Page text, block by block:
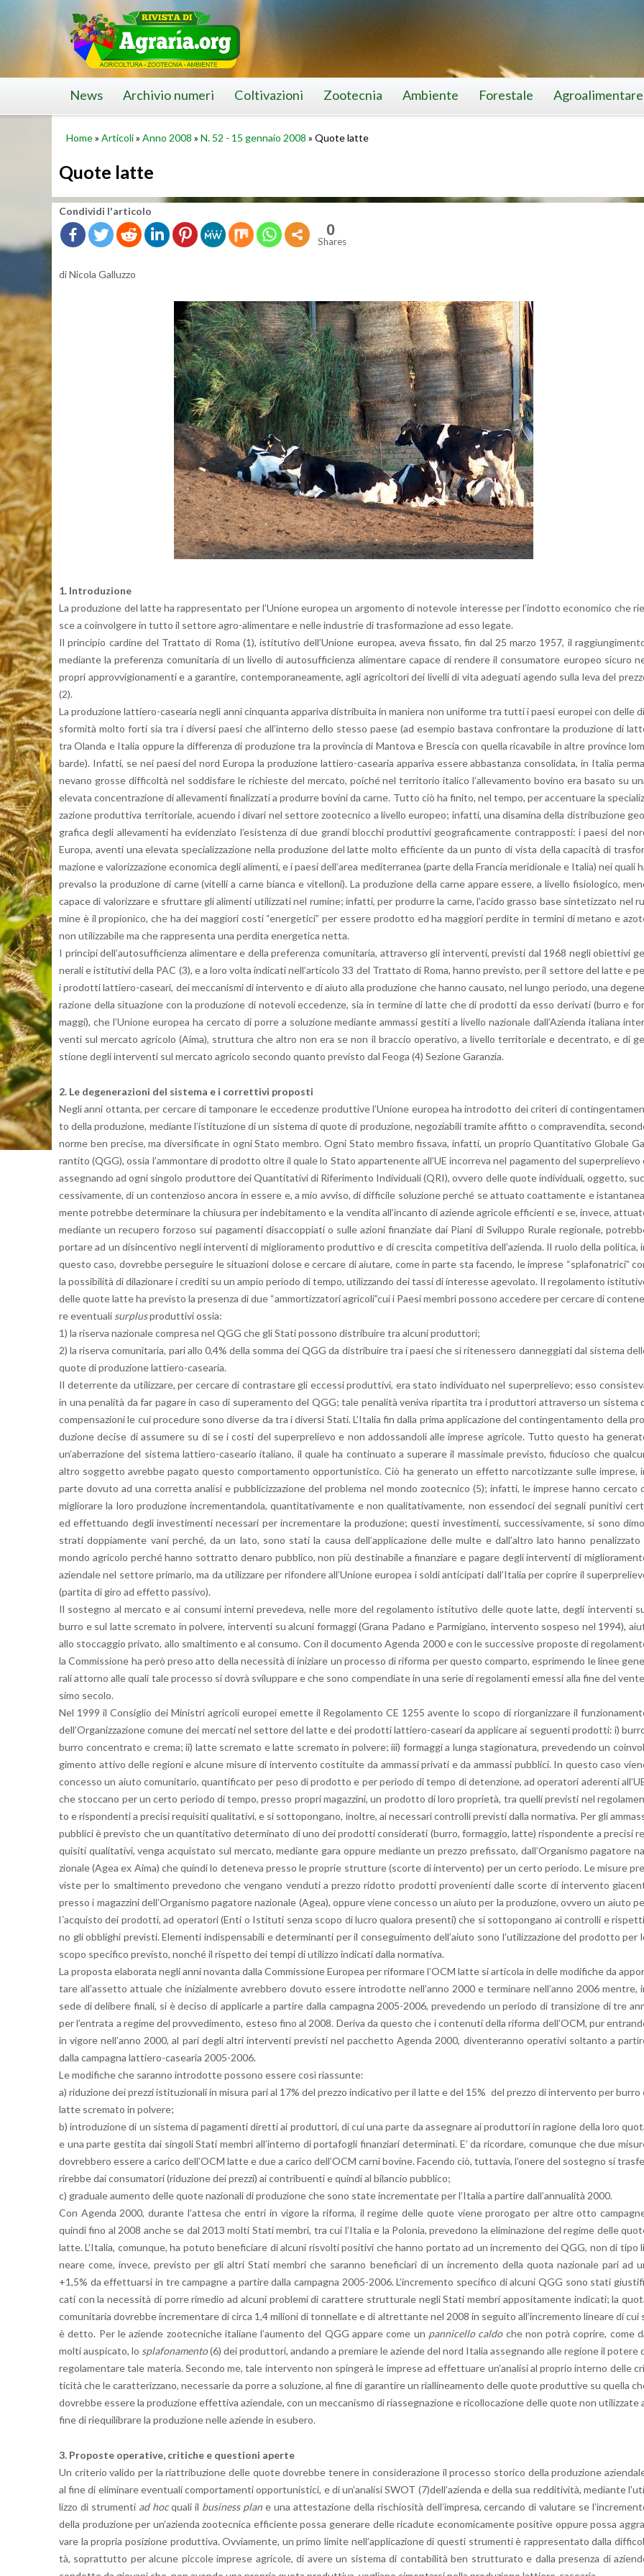
News Archivio numeri Coltivazioni Zootecnia Ambiente Forestale Agroalimentare
Home» Articoli» Anno 2008 » N. 52 - 15 gennaio 2008 » Quote latte
Quote latte
Con­di­vi­di l'ar­ti­co­lo
0
Shares
di Ni­co­la Gal­luz­zo
1. In­tro­du­zio­ne
La pro­du­zio­ne del latte ha rap­pre­sen­ta­to per l’U­nio­ne eu­ro­pea un ar­go­men­to di no­te­vo­le in­te­res­se per l’in­dot­to eco­no­mi­co che
sce a coin­vol­ge­re in tutto il set­to­re agro-ali­men­ta­re e nelle in­du­strie di tra­sfor­ma­zio­ne ad esso le­ga­te.
Il prin­ci­pio car­di­ne del Trat­ta­to di Roma (1), isti­tu­ti­vo del­l’U­nio­ne eu­ro­pea, aveva fis­sa­to, fin dal 25 marzo 1957, il
me­dian­te la pre­fe­ren­za co­mu­ni­ta­ria di un li­vel­lo di au­to­suf­fi­cien­za ali­men­ta­re ca­pa­ce di ren­de­re il con­su­ma­to­re eu­ro­peo si­cu­ro
pro­pri ap­prov­vi­gio­na­men­ti e a ga­ran­ti­re, con­tem­po­ra­nea­men­te, agli agri­col­to­ri dei li­vel­li di vita ade­gua­ti agen­do sulla leva del
(2).
La pro­du­zio­ne lat­tie­ro-ca­sea­ria negli anni cin­quan­ta ap­pa­ri­va di­stri­bui­ta in ma­nie­ra non uni­for­me tra tutti i paesi eu­ro­pei con delle
sfor­mi­tà molto forti sia tra i di­ver­si paesi che al­l’in­ter­no dello stes­so paese (ad esem­pio ba­sta­va con­fron­ta­re la pro­du­zio­ne di
tra Olan­da e Ita­lia op­pu­re la dif­fe­ren­za di pro­du­zio­ne tra la pro­vin­cia di Man­to­va e Bre­scia con quel­la ri­ca­va­bi­le in altre pro­vin­ce
bar­de). In­fat­ti, se nei paesi del nord Eu­ro­pa la pro­du­zio­ne lat­tie­ro-ca­sea­ria ap­pa­ri­va es­se­re ab­ba­stan­za con­so­li­da­ta, in Ita­lia
ne­va­no gros­se dif­fi­col­tà nel sod­di­sfa­re le ri­chie­ste del mer­ca­to, poi­ché nel ter­ri­to­rio ita­li­co l’al­le­va­men­to bo­vi­no era ba­sa­to su
ele­va­ta con­cen­tra­zio­ne di al­le­va­men­ti fi­na­liz­za­ti a pro­dur­re bo­vi­ni da carne. Tutto ciò ha fi­ni­to, nel tempo, per ac­cen­tua­re la
za­zio­ne pro­dut­ti­va ter­ri­to­ria­le, acuen­do i di­va­ri nel set­to­re zoo­tec­ni­co a li­vel­lo eu­ro­peo; in­fat­ti, una di­sa­mi­na della di­stri­bu­zio­ne
gra­fi­ca degli al­le­va­men­ti ha evi­den­zia­to l’e­si­sten­za di due gran­di bloc­chi pro­dut­ti­vi geo­gra­fi­ca­men­te con­trap­po­sti: i paesi del
Eu­ro­pa, aven­ti una ele­va­ta spe­cia­liz­za­zio­ne nella pro­du­zio­ne del latte molto ef­fi­cien­te da un punto di vista della ca­pa­ci­tà di
ma­zio­ne e va­lo­riz­za­zio­ne eco­no­mi­ca degli ali­men­ti, e i paesi del­l’a­rea me­di­ter­ra­nea (parte della Fran­cia me­ri­dio­na­le e Ita­lia) nei quali
pre­val­so la pro­du­zio­ne di carne (vi­tel­li a carne bian­ca e vi­tel­lo­ni). La pro­du­zio­ne della carne ap­pa­re es­se­re, a li­vel­lo fi­sio­lo­gi­co,
ca­pa­ce di va­lo­riz­za­re e sfrut­ta­re gli ali­men­ti uti­liz­za­ti nel ru­mi­ne; in­fat­ti, per pro­dur­re la carne, l’a­ci­do gras­so base sin­te­tiz­za­to nel
mi­ne è il pro­pio­ni­co, che ha dei mag­gio­ri costi “ener­ge­ti­ci” per es­se­re pro­dot­to ed ha mag­gio­ri per­di­te in ter­mi­ni di me­ta­no e
non uti­liz­za­bi­le ma che rap­pre­sen­ta una per­di­ta ener­ge­ti­ca netta.
I prin­ci­pi del­l’au­to­suf­fi­cien­za ali­men­ta­re e della pre­fe­ren­za co­mu­ni­ta­ria, at­tra­ver­so gli in­ter­ven­ti, pre­vi­sti dal 1968 negli obiet­ti­vi
ne­ra­li e isti­tu­ti­vi della PAC (3), e a loro volta in­di­ca­ti nel­l’ar­ti­co­lo 33 del Trat­ta­to di Roma, hanno pre­vi­sto, per il set­to­re del latte e
i pro­dot­ti lat­tie­ro-ca­sea­ri, dei mec­ca­ni­smi di in­ter­ven­to e di aiuto alla pro­du­zio­ne che hanno cau­sa­to, nel lungo pe­rio­do, una
ra­zio­ne della si­tua­zio­ne con la pro­du­zio­ne di no­te­vo­li ec­ce­den­ze, sia in ter­mi­ne di latte che di pro­dot­ti da esso de­ri­va­ti (burro e
mag­gi), che l’U­nio­ne eu­ro­pea ha cer­ca­to di porre a so­lu­zio­ne me­dian­te am­mas­si ge­sti­ti a li­vel­lo na­zio­na­le dal­l’A­zien­da ita­lia­na
ven­ti sul mer­ca­to agri­co­lo (Aima), strut­tu­ra che altro non era se non il brac­cio ope­ra­ti­vo, a li­vel­lo ter­ri­to­ria­le e de­cen­tra­to, e di
stio­ne degli in­ter­ven­ti sul mer­ca­to agri­co­lo se­con­do quan­to pre­vi­sto dal Feoga (4) Se­zio­ne Ga­ran­zia.
2. Le de­ge­ne­ra­zio­ni del si­ste­ma e i cor­ret­ti­vi pro­po­sti
Negli anni ot­tan­ta, per cer­ca­re di tam­po­na­re le ec­ce­den­ze pro­dut­ti­ve l’U­nio­ne eu­ro­pea ha in­tro­dot­to dei cri­te­ri di
to della pro­du­zio­ne, me­dian­te l’i­sti­tu­zio­ne di un si­ste­ma di quote di pro­du­zio­ne, ne­go­zia­bi­li tra­mi­te af­fit­to o com­pra­ven­di­ta,
norme ben pre­ci­se, ma di­ver­si­fi­ca­te in ogni Stato mem­bro. Ogni Stato mem­bro fis­sa­va, in­fat­ti, un pro­prio Quan­ti­ta­ti­vo Glo­ba­le
ran­ti­to (QGG), ossia l’am­mon­ta­re di pro­dot­to oltre il quale lo Stato ap­par­te­nen­te al­l’UE in­cor­re­va nel pa­ga­men­to del su­per­pre­lie­vo
as­se­gnan­do ad ogni sin­go­lo pro­dut­to­re dei Quan­ti­ta­ti­vi di Ri­fe­ri­men­to In­di­vi­dua­li (QRI), ov­ve­ro delle quote in­di­vi­dua­li, og­get­to,
ces­si­va­men­te, di un con­ten­zio­so an­co­ra in es­se­re e, a mio av­vi­so, di dif­fi­ci­le so­lu­zio­ne per­ché se at­tua­to coat­ta­men­te e
men­te po­treb­be de­ter­mi­na­re la chiu­su­ra per in­de­bi­ta­men­to e la ven­di­ta al­l’in­can­to di azien­de agri­co­le ef­fi­cien­ti e se, in­ve­ce,
me­dian­te un re­cu­pe­ro for­zo­so sui pa­ga­men­ti di­sac­cop­pia­ti o sulle azio­ni fi­nan­zia­te dai Piani di Svi­lup­po Ru­ra­le re­gio­na­le,
por­ta­re ad un di­sin­cen­ti­vo negli in­ter­ven­ti di mi­glio­ra­men­to pro­dut­ti­vo e di cre­sci­ta com­pe­ti­ti­va del­l’a­zien­da. Il ruolo della po­li­ti­ca,
que­sto caso, do­vreb­be per­se­gui­re le si­tua­zio­ni do­lo­se e cer­ca­re di aiu­ta­re, come in parte sta fa­cen­do, le im­pre­se “spla­fo­na­tri­ci”
la pos­si­bi­li­tà di di­la­zio­na­re i cre­di­ti su un ampio pe­rio­do di tempo, uti­liz­zan­do dei tassi di in­te­res­se age­vo­la­to. Il re­go­la­men­to
delle quote latte ha pre­vi­sto la pre­sen­za di due “am­mor­tiz­za­to­ri agri­co­li”cui i Paesi mem­bri pos­so­no ac­ce­de­re per cer­ca­re di
re even­tua­li sur­pluspro­dut­ti­vi ossia:
1) la ri­ser­va na­zio­na­le com­pre­sa nel QGG che gli Stati pos­so­no di­stri­bui­re tra al­cu­ni pro­dut­to­ri;
2) la ri­ser­va co­mu­ni­ta­ria, pari allo 0,4% della somma dei QGG da di­stri­bui­re tra i paesi che si ri­te­nes­se­ro dan­neg­gia­ti dal si­ste­ma
quote di pro­du­zio­ne lat­tie­ro-ca­sea­ria.
Il de­ter­ren­te da uti­liz­za­re, per cer­ca­re di con­tra­sta­re gli ec­ces­si pro­dut­ti­vi, era stato in­di­vi­dua­to nel su­per­pre­lie­vo; esso
in una pe­na­li­tà da far pa­ga­re in caso di su­pe­ra­men­to del QGG; tale pe­na­li­tà ve­ni­va ri­par­ti­ta tra i pro­dut­to­ri at­tra­ver­so un si­ste­ma
com­pen­sa­zio­ni le cui pro­ce­du­re sono di­ver­se da tra i di­ver­si Stati. L’I­ta­lia fin dalla prima ap­pli­ca­zio­ne del con­tin­gen­ta­men­to della
du­zio­ne de­ci­se di as­su­me­re su di se i costi del su­per­pre­lie­vo e non ad­dos­san­do­li alle im­pre­se agri­co­le. Tutto que­sto ha
un’a­ber­ra­zio­ne del si­ste­ma lat­tie­ro-ca­sea­rio ita­lia­no, il quale ha con­ti­nua­to a su­pe­ra­re il mas­si­ma­le pre­vi­sto, fi­du­cio­so che
altro sog­get­to avreb­be pa­ga­to que­sto com­por­ta­men­to op­por­tu­ni­sti­co. Ciò ha ge­ne­ra­to un ef­fet­to nar­co­tiz­zan­te sulle im­pre­se,
parte do­vu­to ad una cor­ret­ta ana­li­si e pub­bli­ciz­za­zio­ne del pro­ble­ma nel mondo zoo­tec­ni­co (5); in­fat­ti, le im­pre­se hanno cer­ca­to
mi­glio­ra­re la loro pro­du­zio­ne in­cre­men­tan­do­la, quan­ti­ta­ti­va­men­te e non qua­li­ta­ti­va­men­te, non es­sen­do­ci dei se­gna­li pu­ni­ti­vi
ed ef­fet­tuan­do degli in­ve­sti­men­ti ne­ces­sa­ri per in­cre­men­ta­re la pro­du­zio­ne; que­sti in­ve­sti­men­ti, suc­ces­si­va­men­te, si sono
stra­ti dop­pia­men­te vani per­ché, da un lato, sono stati la causa del­l’ap­pli­ca­zio­ne delle multe e dal­l’al­tro lato hanno pe­na­liz­za­to
mondo agri­co­lo per­ché hanno sot­trat­to de­na­ro pub­bli­co, non più de­sti­na­bi­le a fi­nan­zia­re e pa­ga­re degli in­ter­ven­ti di
azien­da­le nel set­to­re pri­ma­rio, ma da uti­liz­za­re per ri­fon­de­re al­l’U­nio­ne eu­ro­pea i soldi an­ti­ci­pa­ti dal­l’I­ta­lia per co­pri­re il
(par­ti­ta di giro ad ef­fet­to pas­si­vo).
Il so­ste­gno al mer­ca­to e ai con­su­mi in­ter­ni pre­ve­de­va, nelle more del re­go­la­men­to isti­tu­ti­vo delle quote latte, degli in­ter­ven­ti
burro e sul latte scre­ma­to in pol­ve­re, in­ter­ven­ti su al­cu­ni for­mag­gi (Grana Pa­da­no e Par­mi­gia­no, in­ter­ven­to so­spe­so nel 1994),
allo stoc­cag­gio pri­va­to, allo smal­ti­men­to e al con­su­mo. Con il do­cu­men­to Agen­da 2000 e con le suc­ces­si­ve pro­po­ste di
la Com­mis­sio­ne ha però preso atto della ne­ces­si­tà di ini­zia­re un pro­ces­so di ri­for­ma per que­sto com­par­to, espri­men­do le linee
ra­li at­tor­no alle quali tale pro­ces­so si dovrà svi­lup­pa­re e che sono com­pen­dia­te in una serie di re­go­la­men­ti emes­si alla fine del
si­mo se­co­lo.
Nel 1999 il Con­si­glio dei Mi­ni­stri agri­co­li eu­ro­pei emet­te il Re­go­la­men­to CE 1255 aven­te lo scopo di rior­ga­niz­za­re il
del­l’Or­ga­niz­za­zio­ne co­mu­ne dei mer­ca­ti nel set­to­re del latte e dei pro­dot­ti lat­tie­ro-ca­sea­ri da ap­pli­ca­re ai se­guen­ti pro­dot­ti: i)
burro con­cen­tra­to e crema; ii) latte scre­ma­to e latte scre­ma­to in pol­ve­re; iii) for­mag­gi a lunga sta­gio­na­tu­ra, pre­ve­den­do un
gi­men­to at­ti­vo delle re­gio­ni e al­cu­ne mi­su­re di in­ter­ven­to co­sti­tui­te da am­mas­si pri­va­ti e da am­mas­si pub­bli­ci. In que­sto caso
con­ces­so un aiuto co­mu­ni­ta­rio, quan­ti­fi­ca­to per peso di pro­dot­to e per pe­rio­do di tempo di de­ten­zio­ne, ad ope­ra­to­ri ade­ren­ti
che stoc­ca­no per un certo pe­rio­do di tempo, pres­so pro­pri ma­gaz­zi­ni, un pro­dot­to di loro pro­prie­tà, tra quel­li pre­vi­sti nel
to e ri­spon­den­ti a pre­ci­si re­qui­si­ti qua­li­ta­ti­vi, e si sot­to­pon­ga­no, inol­tre, ai ne­ces­sa­ri con­trol­li pre­vi­sti dalla nor­ma­ti­va. Per gli
pub­bli­ci è pre­vi­sto che un quan­ti­ta­ti­vo de­ter­mi­na­to di uno dei pro­dot­ti con­si­de­ra­ti (burro, for­mag­gio, latte) ri­spon­den­te a pre­ci­si
qui­si­ti qua­li­ta­ti­vi, venga ac­qui­sta­to sul mer­ca­to, me­dian­te gara op­pu­re me­dian­te un prez­zo pre­fis­sa­to, dal­l’Or­ga­ni­smo pa­ga­to­re
zio­na­le (Agea ex Aima) che quin­di lo de­te­ne­va pres­so le pro­prie strut­tu­re (scor­te di in­ter­ven­to) per un certo pe­rio­do. Le mi­su­re
vi­ste per lo smal­ti­men­to pre­ve­do­no che ven­ga­no ven­du­ti a prez­zo ri­dot­to pro­dot­ti pro­ve­nien­ti dalle scor­te di in­ter­ven­to
pres­so i ma­gaz­zi­ni del­l’Or­ga­ni­smo pa­ga­to­re na­zio­na­le (Agea), op­pu­re viene con­ces­so un aiuto per la pro­du­zio­ne, ov­ve­ro un aiuto
l´ac­qui­sto dei pro­dot­ti, ad ope­ra­to­ri (Enti o Isti­tu­ti senza scopo di lucro qua­lo­ra pre­sen­ti) che si sot­to­pon­ga­no ai con­trol­li e
no gli ob­bli­ghi pre­vi­sti. Ele­men­ti in­di­spen­sa­bi­li e de­ter­mi­nan­ti per il con­se­gui­men­to del­l’a­iu­to sono l’u­ti­liz­za­zio­ne del pro­dot­to per
scopo spe­ci­fi­co pre­vi­sto, non­ché il ri­spet­to dei tempi di uti­liz­zo in­di­ca­ti dalla nor­ma­ti­va.
La pro­po­sta ela­bo­ra­ta negli anni no­van­ta dalla Com­mis­sio­ne Eu­ro­pea per ri­for­ma­re l’OCM latte si ar­ti­co­la in delle mo­di­fi­che da
ta­re al­l’as­set­to at­tua­le che ini­zial­men­te avreb­be­ro do­vu­to es­se­re in­tro­dot­te nel­l’an­no 2000 e ter­mi­na­re nel­l’an­no 2006 men­tre,
sede di de­li­be­re fi­na­li, si è de­ci­so di ap­pli­car­le a par­ti­re dalla cam­pa­gna 2005-2006, pre­ve­den­do un pe­rio­do di tran­si­zio­ne di tre
per l’en­tra­ta a re­gi­me del prov­ve­di­men­to, este­so fino al 2008. De­ri­va da que­sto che i con­te­nu­ti della ri­for­ma del­l’OCM, pur
in vi­go­re nel­l’an­no 2000, al pari degli altri in­ter­ven­ti pre­vi­sti nel pac­chet­to Agen­da 2000, di­ven­te­ran­no ope­ra­ti­vi sol­tan­to a
dalla cam­pa­gna lat­tie­ro-ca­sea­ria 2005-2006.
Le mo­di­fi­che che sa­ran­no in­tro­dot­te pos­so­no es­se­re così rias­sun­te:
a) ri­du­zio­ne dei prez­zi isti­tu­zio­na­li in mi­su­ra pari al 17% del prez­zo in­di­ca­ti­vo per il latte e del 15% del prez­zo di in­ter­ven­to per burro
latte scre­ma­to in pol­ve­re;
b) in­tro­du­zio­ne di un si­ste­ma di pa­ga­men­ti di­ret­ti ai pro­dut­to­ri, di cui una parte da as­se­gna­re ai pro­dut­to­ri in ra­gio­ne della loro
e una parte ge­sti­ta dai sin­go­li Stati mem­bri al­l’in­ter­no di por­ta­fo­gli fi­nan­zia­ri de­ter­mi­na­ti. E’ da ri­cor­da­re, co­mun­que che due
do­vreb­be­ro es­se­re a ca­ri­co del­l’OCM latte e due a ca­ri­co del­l’OCM carni bo­vi­ne. Fa­cen­do ciò, tut­ta­via, l’o­ne­re del so­ste­gno si
ri­reb­be dai con­su­ma­to­ri (ri­du­zio­ne dei prez­zi) ai con­tri­buen­ti e quin­di al bi­lan­cio pub­bli­co;
c) gra­dua­le au­men­to delle quote na­zio­na­li di pro­du­zio­ne che sono state in­cre­men­ta­te per l’I­ta­lia a par­ti­re dal­l’an­nua­li­tà 2000.
Con Agen­da 2000, du­ran­te l’at­te­sa che entri in vi­go­re la ri­for­ma, il re­gi­me delle quote viene pro­ro­ga­to per altre otto
quin­di fino al 2008 anche se dal 2013 molti Stati mem­bri, tra cui l’I­ta­lia e la Po­lo­nia, pre­ve­do­no la eli­mi­na­zio­ne del re­gi­me delle
latte. L’I­ta­lia, co­mun­que, ha po­tu­to be­ne­fi­cia­re di al­cu­ni ri­svol­ti po­si­ti­vi che hanno por­ta­to ad un in­cre­men­to dei QGG, non di tipo
nea­re come, in­ve­ce, pre­vi­sto per gli altri Stati mem­bri che sa­ran­no be­ne­fi­cia­ri di un in­cre­men­to della quota na­zio­na­le pari ad
+1,5% da ef­fet­tuar­si in tre cam­pa­gne a par­ti­re dalla cam­pa­gna 2005-2006. L’in­cre­men­to spe­ci­fi­co di al­cu­ni QGG sono stati
ca­ti con la ne­ces­si­tà di porre ri­me­dio ad al­cu­ni pro­ble­mi di ca­rat­te­re strut­tu­ra­le negli Stati mem­bri ap­po­si­ta­men­te in­di­ca­ti; la
co­mu­ni­ta­ria do­vreb­be in­cre­men­ta­re di circa 1,4 mi­lio­ni di ton­nel­la­te e di al­tret­tan­te nel 2008 in se­gui­to al­l’in­cre­men­to li­nea­re di cui
è detto. Per le azien­de zoo­tec­ni­che ita­lia­ne l’au­men­to del QGG ap­pa­re come un pan­ni­cel­lo caldoche non potrà co­pri­re, come
molti au­spi­ca­to, lo spla­fo­na­men­to(6) dei pro­dut­to­ri, an­dan­do a pre­mia­re le azien­de del nord Ita­lia as­se­gnan­do alle re­gio­ne il po­te­re
re­go­la­men­ta­re tale ma­te­ria. Se­con­do me, tale in­ter­ven­to non spin­ge­rà le im­pre­se ad ef­fet­tua­re un’a­na­li­si al pro­prio in­ter­no delle
ti­ci­tà che le ca­rat­te­riz­za­no, ne­ces­sa­rie da porre a so­lu­zio­ne, al fine di ga­ran­ti­re un rial­li­nea­men­to delle quote pro­dut­ti­ve su quel­la
do­vreb­be es­se­re la pro­du­zio­ne ef­fet­ti­va azien­da­le, con un mec­ca­ni­smo di rias­se­gna­zio­ne e ri­col­lo­ca­zio­ne delle quote non uti­liz­za­te
fine di rie­qui­li­bra­re la pro­du­zio­ne nelle azien­de in esu­be­ro.
3. Pro­po­ste ope­ra­ti­ve, cri­ti­che e que­stio­ni aper­te
Un cri­te­rio va­li­do per la riat­tri­bu­zio­ne delle quote do­vreb­be te­ne­re in con­si­de­ra­zio­ne il pro­ces­so sto­ri­co della pro­du­zio­ne
al fine di eli­mi­na­re even­tua­li com­por­ta­men­ti op­por­tu­ni­sti­ci, e di un’a­na­li­si SWOT (7)del­l’a­zien­da e della sua red­di­ti­vi­tà, me­dian­te
liz­zo di stru­men­ti ad hocquali il bu­si­ness plan e una at­te­sta­zio­ne della ri­schio­si­tà del­l’im­pre­sa, cer­can­do di va­lu­ta­re se
della pro­du­zio­ne per un’a­zien­da zoo­tec­ni­ca ef­fi­cien­te possa ge­ne­ra­re delle ri­ca­du­te eco­no­mi­ca­men­te po­si­ti­ve op­pu­re possa
va­re la pro­pria po­si­zio­ne pro­dut­ti­va. Ov­via­men­te, un primo li­mi­te nel­l’ap­pli­ca­zio­ne di que­sti stru­men­ti è rap­pre­sen­ta­to dalla
tà, so­prat­tut­to per al­cu­ne pic­co­le im­pre­se agri­co­le, di avere un si­ste­ma di con­ta­bi­li­tà ben strut­tu­ra­to e dalla pre­sen­za di